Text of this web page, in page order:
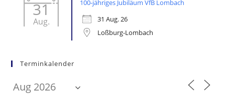
31
Aug.
100-jähriges Jubiläum VfB Lombach
31 Aug. 26
Loßburg-Lombach
Terminkalender